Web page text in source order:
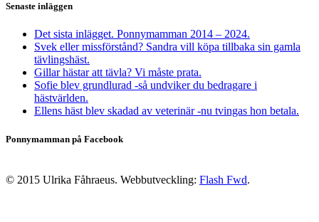
Senaste inläggen
Det sista inlägget. Ponnymamman 2014 – 2024.
Svek eller missförstånd? Sandra vill köpa tillbaka sin gamla
tävlingshäst.
Gillar hästar att tävla? Vi måste prata.
Sofie blev grundlurad -så undviker du bedragare i
hästvärlden.
Ellens häst blev skadad av veterinär -nu tvingas hon betala.
Ponnymamman på Facebook
© 2015 Ulrika Fåhraeus. Webbutveckling: Flash Fwd.